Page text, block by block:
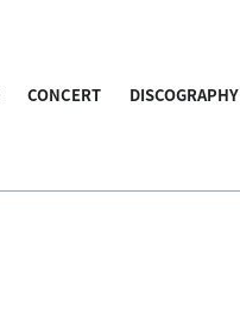
CONCERT DISCOGRAPHY